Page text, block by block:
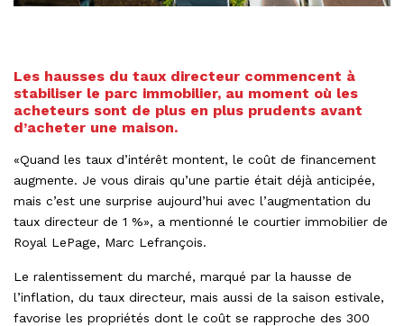
Les hausses du taux directeur commencent à
stabiliser le parc immobilier, au moment où les
acheteurs sont de plus en plus prudents avant
d’acheter une maison.
«Quand les taux d’intérêt montent, le coût de financement
augmente. Je vous dirais qu’une partie était déjà anticipée,
mais c’est une surprise aujourd’hui avec l’augmentation du
taux directeur de 1 %», a mentionné le courtier immobilier de
Royal LePage, Marc Lefrançois.
Le ralentissement du marché, marqué par la hausse de
l’inflation, du taux directeur, mais aussi de la saison estivale,
favorise les propriétés dont le coût se rapproche des 300